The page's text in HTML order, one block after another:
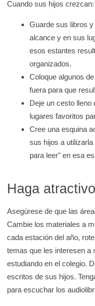
Cuando sus hijos crezcan:
Guarde sus libros
alcance y en sus
esos estantes
organizados.
Coloque algunos
fuera para que
Deje un cesto
lugares favoritos
Cree una esquina
sus hijos a
para leer" en esa
Haga
Asegúrese de que las
Cambie los materiales a
cada estación del año,
temas que les interesen a
estudiando en el colegio.
escritos de sus hijos.
para escuchar los